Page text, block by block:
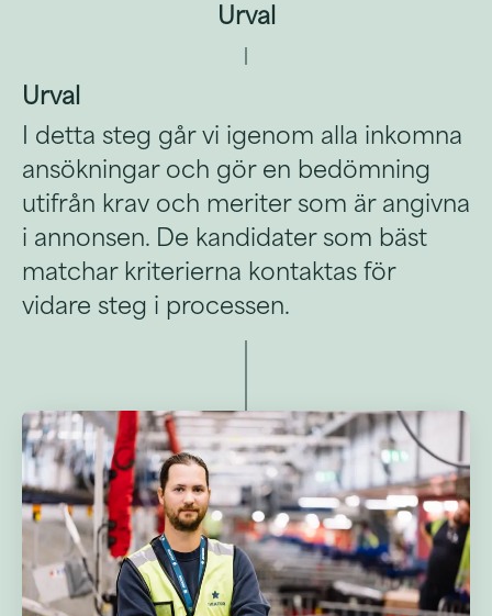
Urval
Urval
I detta steg går vi igenom alla inkomna
ansökningar och gör en bedömning
utifrån krav och meriter som är angivna
i annonsen. De kandidater som bäst
matchar kriterierna kontaktas för
vidare steg i processen.